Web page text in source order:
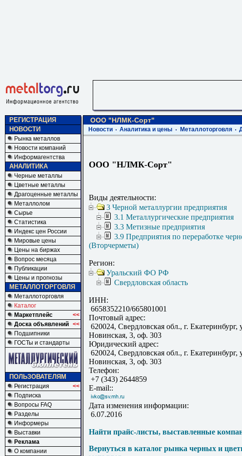
РЕГИСТРАЦИЯ
НОВОСТИ
Рынка металлов
Новости компаний
Информагентства
АНАЛИТИКА
Черные металлы
Цветные металлы
Драгоценные металлы
Металлолом
Сырье
Статистика
Индекс цен России
Мировые цены
Цены на биржах
Вопрос месяца
Публикации
Цены и прогнозы
МЕТАЛЛОТОРГОВЛЯ
Металлоторговля
Каталог
Маркетплейс
<<
Доска объявлений <<
Подшипники
ГОСТы и стандарты
ПОЛЬЗОВАТЕЛЯМ
Регистрация
<<
Подписка
Вопросы FAQ
Разделы
Информеры
Выставки
Реклама
О компании
ООО "НЛМК-Сорт"
Новости Аналитика и цены Металлоторговля
ООО "НЛМК-Сорт"
Виды деятельности:
3 Черной металлургии предприятия
3.1 Металлургические предприятия
3.3 Метизные предприятия
3.9 Предприятия по переработке
(Вторчерметы)
Регион:
Уральский ФО РФ
Свердловская область
ИНН:
6658352210/665801001
Почтовый адрес:
620024, Свердловская обл., г. Екатеринбург,
Новинская, 3, оф. 303
Юридический адрес:
620024, Свердловская обл., г. Екатеринбург,
Новинская, 3, оф. 303
Телефон:
+7 (343) 2644859
E-mail::
Дата изменения информации:
6.07.2016
Найти прайс-листы, выставленные
Вернуться в каталог рынка черных и